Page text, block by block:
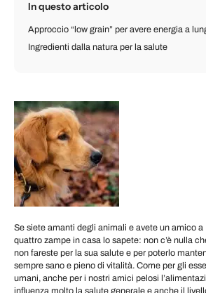
In questo articolo
Approccio “low grain” per avere energia a
Ingredienti dalla natura per la salute
Se siete amanti degli animali e avete un amico a
quattro zampe in casa lo sapete: non c’è nulla
non fareste per la sua salute e per poterlo
sempre sano e pieno di vitalità. Come per gli
umani, anche per i nostri amici pelosi
influenza molto la salute generale e anche il